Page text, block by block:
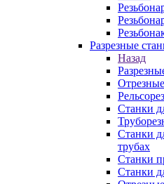
Разрезные
Назад
Станки
Станки
трубаx
Станки
Станки